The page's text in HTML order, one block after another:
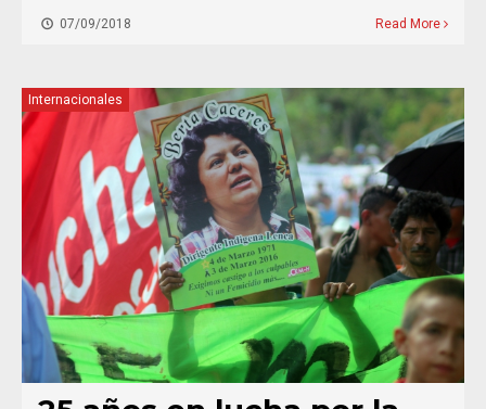
07/09/2018 Read More
Internacionales